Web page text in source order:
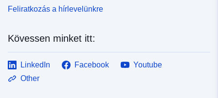
Feliratkozás a hírlevelünkre
Kövessen minket itt:
LinkedIn Facebook
Youtube
Other